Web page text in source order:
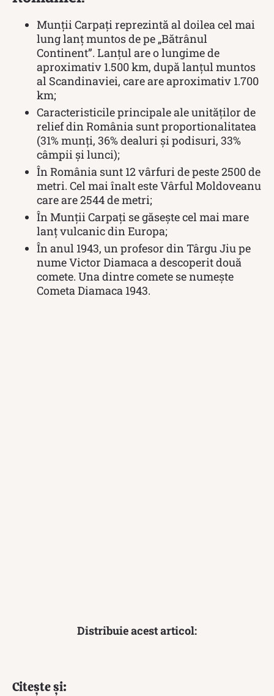
Munţii Carpaţi reprezintă al doilea cel mai
lung lanţ muntos de pe „Bătrânul
Continent”. Lanțul are o lungime de
aproximativ 1.500 km, după lanțul muntos
al Scandinaviei, care are aproximativ 1.700
km;
Caracteristicile principale ale unităților de
relief din România sunt proportionalitatea
(31% munți, 36% dealuri și podisuri, 33%
câmpii și lunci);
În România sunt 12 vârfuri de peste 2500 de
metri. Cel mai înalt este Vârful Moldoveanu
care are 2544 de metri;
În Munții Carpați se găsește cel mai mare
lanț vulcanic din Europa;
În anul 1943, un profesor din Târgu Jiu pe
nume Victor Diamaca a descoperit două
comete. Una dintre comete se numește
Cometa Diamaca 1943.
Distribuie acest articol:
Citește și: